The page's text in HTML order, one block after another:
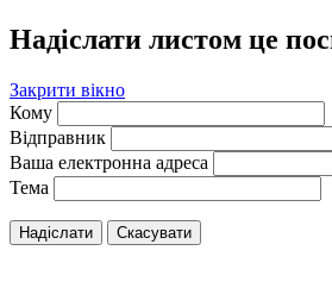
Надіслати листом це
Закрити вікно
Кому
Відправник
Ваша електронна адреса
Тема
Надіслати Скасувати